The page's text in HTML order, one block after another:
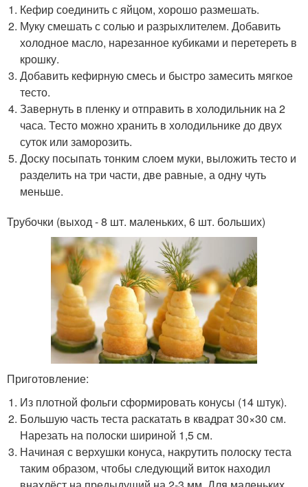
Кефир соединить с яйцом, хорошо размешать.
Муку смешать с солью и разрыхлителем. Добавить
холодное масло, нарезанное кубиками и перетереть в
крошку.
Добавить кефирную смесь и быстро замесить мягкое
тесто.
Завернуть в пленку и отправить в холодильник на 2
часа. Тесто можно хранить в холодильнике до двух
суток или заморозить.
Доску посыпать тонким слоем муки, выложить тесто и
разделить на три части, две равные, а одну чуть
меньше.
Трубочки (выход - 8 шт. маленьких, 6 шт. больших)
Приготовление:
Из плотной фольги сформировать конусы (14 штук).
Большую часть теста раскатать в квадрат 30×30 см.
Нарезать на полоски шириной 1,5 см.
Начиная с верхушки конуса, накрутить полоску теста
таким образом, чтобы следующий виток находил